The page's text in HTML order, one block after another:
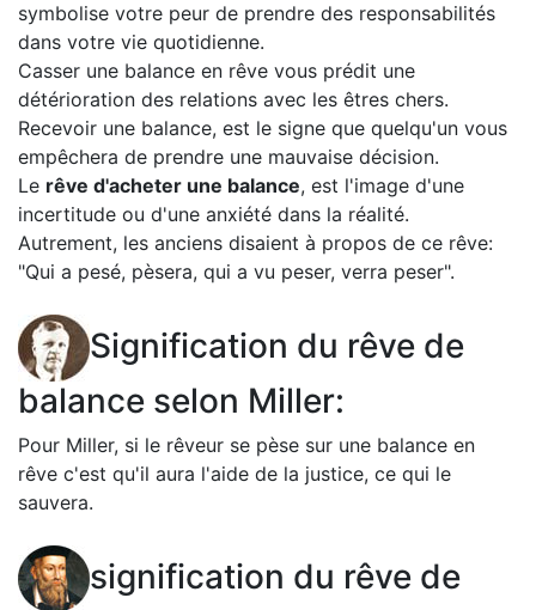
symbolise votre peur de prendre des responsabilités
dans votre vie quotidienne.
Casser une balance en rêve vous prédit une
détérioration des relations avec les êtres chers.
Recevoir une balance, est le signe que quelqu'un vous
empêchera de prendre une mauvaise décision.
Le rêve d'acheter une balance, est l'image d'une
incertitude ou d'une anxiété dans la réalité.
Autrement, les anciens disaient à propos de ce rêve:
"Qui a pesé, pèsera, qui a vu peser, verra peser".
Signification du rêve de
balance selon Miller:
Pour Miller, si le rêveur se pèse sur une balance en
rêve c'est qu'il aura l'aide de la justice, ce qui le
sauvera.
signification du rêve de